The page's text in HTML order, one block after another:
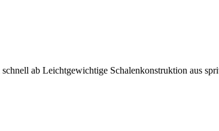
ab Leichtgewichtige Schalenkonstruktion aus